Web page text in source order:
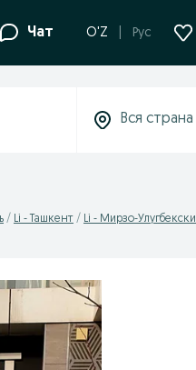
Чат O'Z Рус
Li - Ташкент Li - Мирзо-